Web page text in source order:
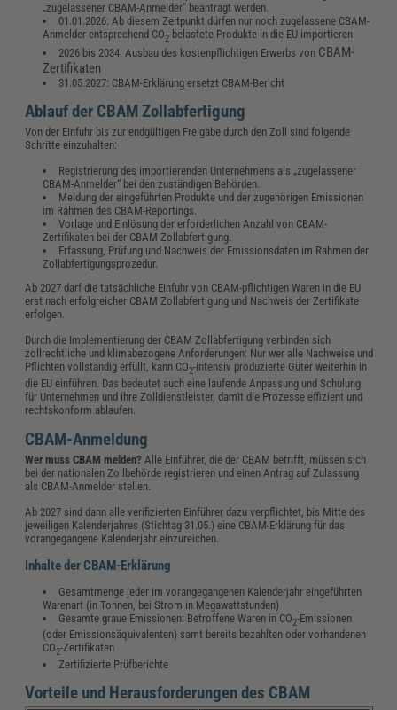
„zugelassener CBAM-Anmelder" beantragt werden.
01.01.2026: Ab diesem Zeitpunkt dürfen nur noch zugelassene CBAM-
Anmelder entsprechend CO2-belastete Produkte in die EU importieren.
2026 bis 2034: Ausbau des kostenpflichtigen Erwerbs von CBAM-
Zertifikaten
31.05.2027: CBAM-Erklärung ersetzt CBAM-Bericht
Ablauf der CBAM Zollabfertigung
Von der Einfuhr bis zur endgültigen Freigabe durch den Zoll sind folgende
Schritte einzuhalten:
Registrierung des importierenden Unternehmens als „zugelassener
CBAM-Anmelder“ bei den zuständigen Behörden.
Meldung der eingeführten Produkte und der zugehörigen Emissionen
im Rahmen des CBAM-Reportings.
Vorlage und Einlösung der erforderlichen Anzahl von CBAM-
Zertifikaten bei der CBAM Zollabfertigung.
Erfassung, Prüfung und Nachweis der Emissionsdaten im Rahmen der
Zollabfertigungsprozedur.
Ab 2027 darf die tatsächliche Einfuhr von CBAM-pflichtigen Waren in die EU
erst nach erfolgreicher CBAM Zollabfertigung und Nachweis der Zertifikate
erfolgen.
Durch die Implementierung der CBAM Zollabfertigung verbinden sich
zollrechtliche und klimabezogene Anforderungen: Nur wer alle Nachweise und
Pflichten vollständig erfüllt, kann CO2-intensiv produzierte Güter weiterhin in
die EU einführen. Das bedeutet auch eine laufende Anpassung und Schulung
für Unternehmen und ihre Zolldienstleister, damit die Prozesse effizient und
rechtskonform ablaufen.
CBAM-Anmeldung
Wer muss CBAM melden? Alle Einführer, die der CBAM betrifft, müssen sich
bei der nationalen Zollbehörde registrieren und einen Antrag auf Zulassung
als CBAM-Anmelder stellen.
Ab 2027 sind dann alle verifizierten Einführer dazu verpflichtet, bis Mitte des
jeweiligen Kalenderjahres (Stichtag 31.05.) eine CBAM-Erklärung für das
vorangegangene Kalenderjahr einzureichen.
Inhalte der CBAM-Erklärung
Gesamtmenge jeder im vorangegangenen Kalenderjahr eingeführten
Warenart (in Tonnen, bei Strom in Megawattstunden)
Gesamte graue Emissionen: Betroffene Waren in CO2-Emissionen
(oder Emissionsäquivalenten) samt bereits bezahlten oder vorhandenen
CO2-Zertifikaten
Zertifizierte Prüfberichte
Vorteile und Herausforderungen des CBAM